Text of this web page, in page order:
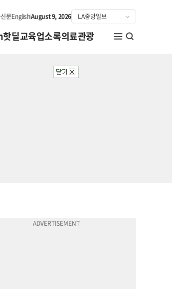
문EnglishAugust 9, 2026
핫딜교육업소록의료관광